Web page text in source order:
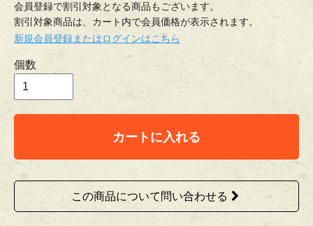
会員登録で割引対象となる商品もございます。
割引対象商品は、カート内で会員価格が表示されます。
新規会員登録またはログインはこちら
個数
カートに入れる
この商品について問い合わせる